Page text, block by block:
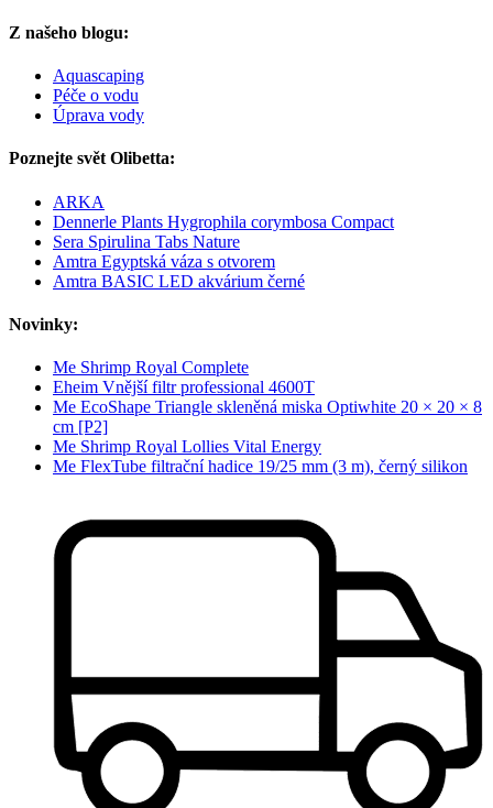
Z našeho blogu:
Aquascaping
Péče o vodu
Úprava vody
Poznejte svět Olibetta:
ARKA
Dennerle Plants Hygrophila corymbosa Compact
Sera Spirulina Tabs Nature
Amtra Egyptská váza s otvorem
Amtra BASIC LED akvárium černé
Novinky:
Me Shrimp Royal Complete
Eheim Vnější filtr professional 4600T
Me EcoShape Triangle skleněná miska Optiwhite 20 × 20 × 8
cm [P2]
Me Shrimp Royal Lollies Vital Energy
Me FlexTube filtrační hadice 19/25 mm (3 m), černý silikon